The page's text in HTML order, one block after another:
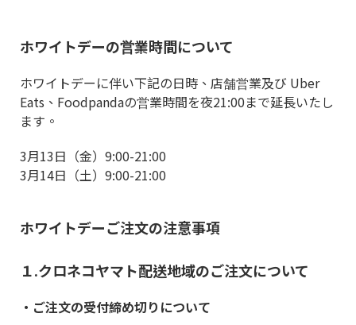
ホワイトデーの営業時間について
ホワイトデーに伴い下記の日時、店舗営業及び Uber
Eats、Foodpandaの営業時間を夜21:00まで延長いたし
ます。
3月13日（金）9:00-21:00
3月14日（土）9:00-21:00
ホワイトデーご注文の注意事項
１.クロネコヤマト配送地域のご注文について
・ご注文の受付締め切りについて